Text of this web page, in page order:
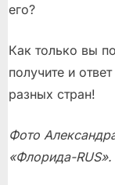
его?
Как только вы
получите и
разных стран!
Фото
«Флорида-RUS».